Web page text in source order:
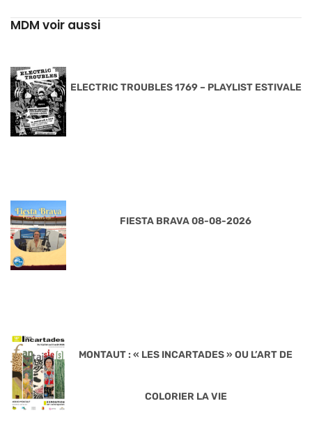
MDM voir aussi
ELECTRIC TROUBLES 1769 – PLAYLIST ESTIVALE
FIESTA BRAVA 08-08-2026
MONTAUT : « LES INCARTADES » OU L’ART DE
COLORIER LA VIE